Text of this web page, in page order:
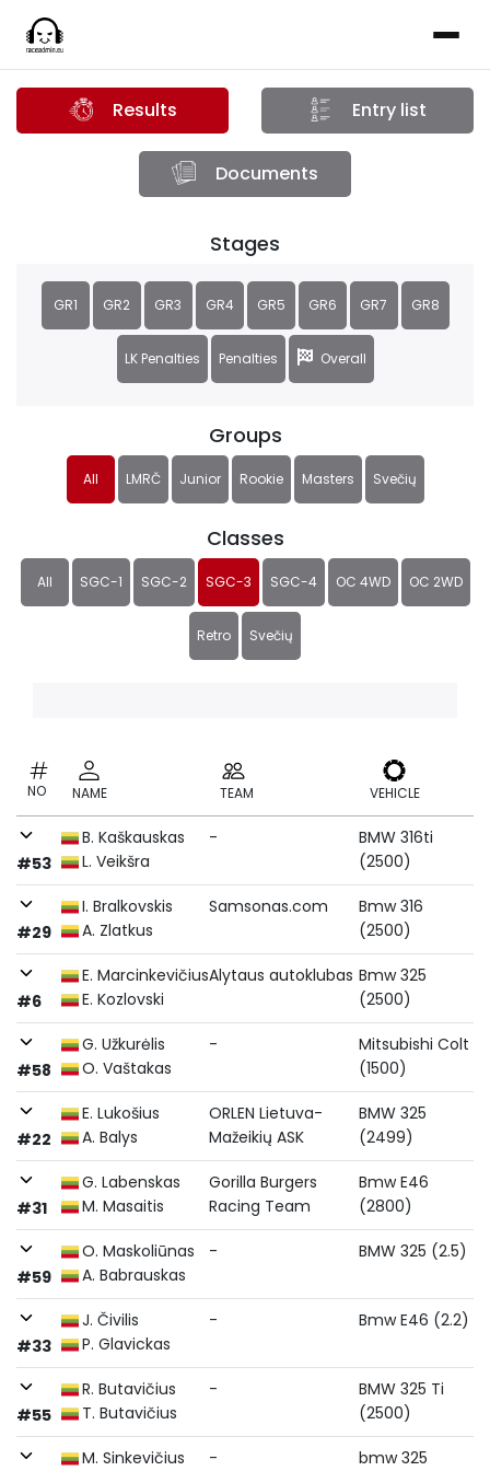
Results Entry list
Documents
Groups
All LMRČ Junior Rookie Masters Svečių
Classes
All SGC-1 SGC-2 SGC-3 SGC-4 OC 4WD OC 2WD
Retro Svečių
Stages
GR1 GR2 GR3 GR4 GR5 GR6 GR7 GR8
LK Penalties Penalties Overall
NO NAME TEAM VEHICLE
#53
B. Kaškauskas
L. Veikšra
-
BMW 316ti
(2500)
#29
I. Bralkovskis
A. Zlatkus
Samsonas.com
Bmw 316
(2500)
#6
E. Marcinkevičius
E. Kozlovski
Alytaus autoklubas Bmw 325
(2500)
#58
G. Užkurėlis
O. Vaštakas
-
Mitsubishi Colt
(1500)
#22
E. Lukošius
A. Balys
ORLEN Lietuva-
Mažeikių ASK
BMW 325
(2499)
#31
G. Labenskas
M. Masaitis
Gorilla Burgers
Racing Team
Bmw E46
(2800)
#59
O. Maskoliūnas
A. Babrauskas
- BMW 325 (2.5)
#33
J. Čivilis
P. Glavickas
- Bmw E46 (2.2)
#55
R. Butavičius
T. Butavičius
-
BMW 325 Ti
(2500)
M. Sinkevičius - bmw 325